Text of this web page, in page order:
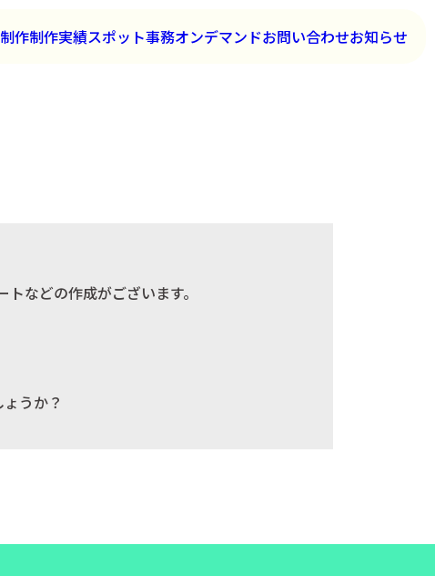
作制作実績スポット事務オンデマンドお問い合わせお知らせ
などの作成がございます。
うか？